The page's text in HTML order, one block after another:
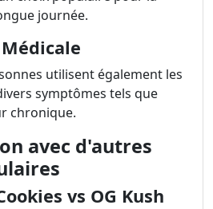
journée.
utilisent également les
symptômes tels que
chronique.
avec d'autres
vs OG Kush